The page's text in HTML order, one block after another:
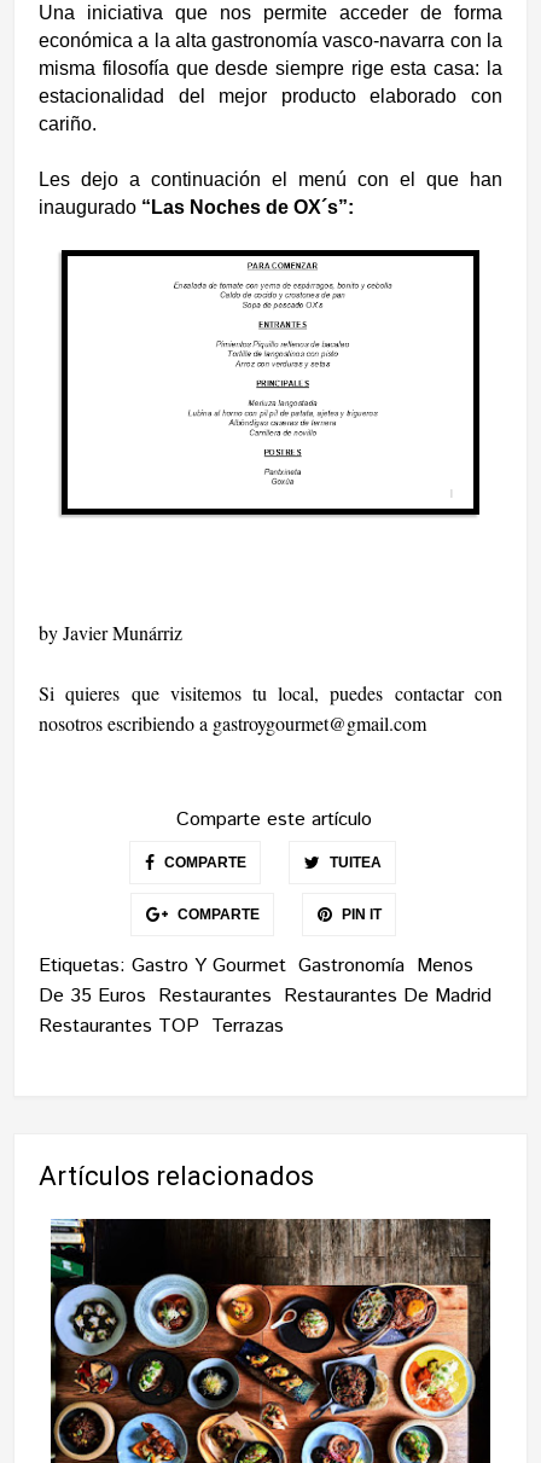
Una iniciativa que nos permite acceder de forma
económica a la alta gastronomía vasco-navarra con la
misma filosofía que desde siempre rige esta casa: la
estacionalidad del mejor producto elaborado con
cariño.
Les dejo a continuación el menú con el que han
inaugurado “Las Noches de OX´s”:
by Javier Munárriz
Si quieres que visitemos tu local, puedes contactar con
nosotros escribiendo a gastroygourmet@gmail.com
Comparte este artículo
COMPARTE TUITEA
COMPARTE PIN IT
Etiquetas:Gastro Y Gourmet Gastronomía Menos
De 35 Euros Restaurantes Restaurantes De Madrid
Restaurantes TOP Terrazas
Artículos relacionados